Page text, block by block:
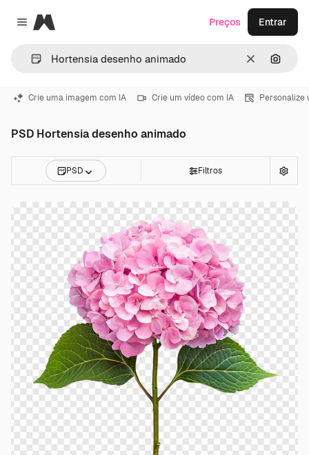
Close menu
Magnific
Limpar
Preços Entrar
Crie uma imagem com IA Crie um vídeo com IA Personalize
PSD Hortensia desenho animado
PSD Filtros